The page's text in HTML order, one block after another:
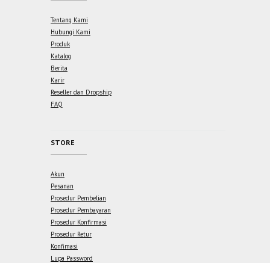
Tentang Kami
Hubungi Kami
Produk
Katalog
Berita
Karir
Reseller dan Dropship
FAQ
STORE
Akun
Pesanan
Prosedur Pembelian
Prosedur Pembayaran
Prosedur Konfirmasi
Prosedur Retur
Konfimasi
Lupa Password